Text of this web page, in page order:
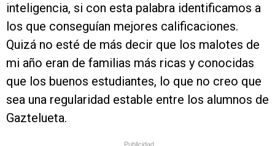
inteligencia, si con esta palabra identificamos a
los que conseguían mejores calificaciones.
Quizá no esté de más decir que los malotes de
mi año eran de familias más ricas y conocidas
que los buenos estudiantes, lo que no creo que
sea una regularidad estable entre los alumnos de
Gaztelueta.
Publicidad